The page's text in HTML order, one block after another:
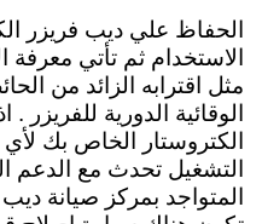
الحفاظ علي ديب فريزر
الاستخدام ثم تأتي معرفة
مثل اقترابه الزائد من
الوقائية الدورية للفريزر
الكتروستار الخاص بك
التشغيل تحدث مع الدعم
المتواجد بمركز صيانة